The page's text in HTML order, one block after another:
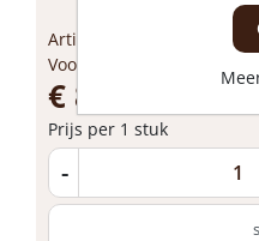
Artikelnummer: 1726950
Voorraad: Niet op voorraad
€ 884,74 incl.
Prijs per 1 stuk
-